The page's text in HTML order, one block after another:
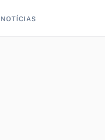
NOTÍCIAS